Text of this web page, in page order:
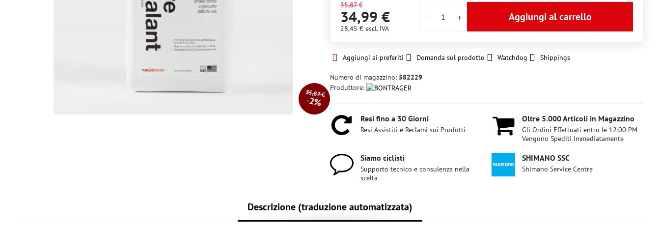
35,87 €
2%
35,87 €
34,99 €
28,45 € escl. IVA
Aggiungi al carrello
Aggiungi ai preferiti Domanda sul prodotto Watchdog Shippings
Numero di magazzino: 582229
Produttore:
Resi fino a 30 Giorni
Resi Assistiti e Reclami sui Prodotti
Oltre 5​.000 Articoli in Magazzino
Gli Ordini Effettuati entro le 12:00 PM
Vengono Spediti Immediatamente
Siamo ciclisti
Supporto tecnico e consulenza nella
scelta
SHIMANO SSC
Shimano Service Centre
Descrizione (traduzione automatizzata)